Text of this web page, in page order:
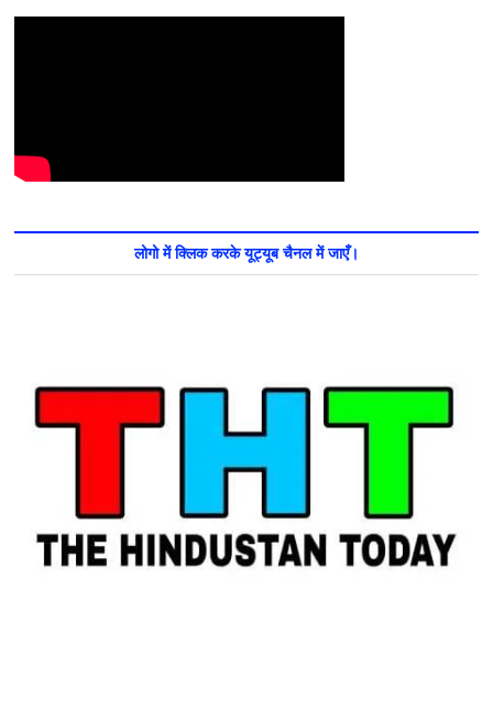
लोगो में क्लिक करके यूट्यूब चैनल में जाएँ।